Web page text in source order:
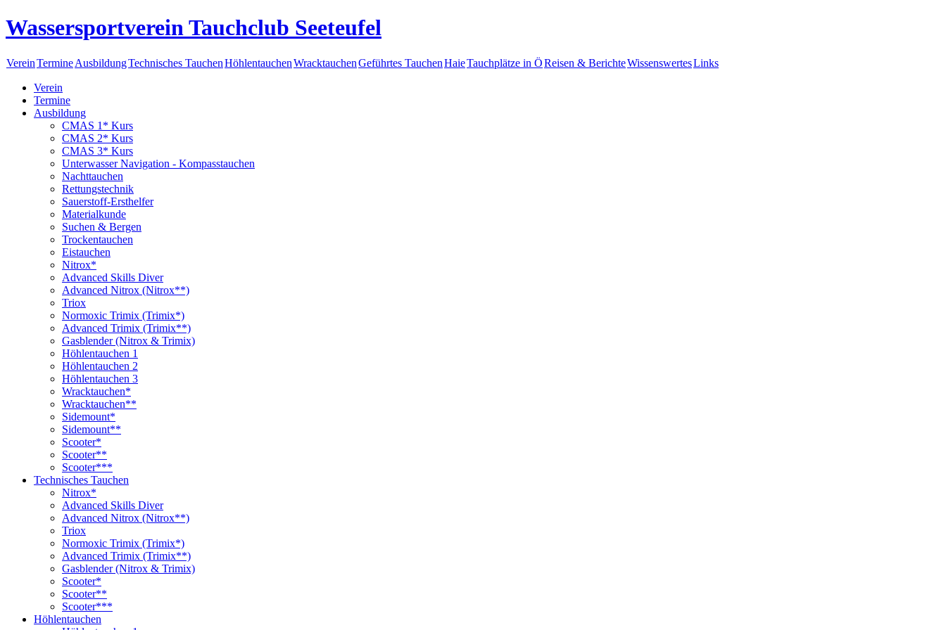
Wassersportverein Tauchclub Seeteufel
VereinTermineAusbildungTechnisches TauchenHöhlentauchenWracktauchenGeführtes TauchenHaieTauchplätze in ÖReisen & BerichteWissenswertesLinks
Verein
Termine
Ausbildung
CMAS 1* Kurs
CMAS 2* Kurs
CMAS 3* Kurs
Unterwasser Navigation - Kompasstauchen
Nachttauchen
Rettungstechnik
Sauerstoff-Ersthelfer
Materialkunde
Suchen & Bergen
Trockentauchen
Eistauchen
Nitrox*
Advanced Skills Diver
Advanced Nitrox (Nitrox**)
Triox
Normoxic Trimix (Trimix*)
Advanced Trimix (Trimix**)
Gasblender (Nitrox & Trimix)
Höhlentauchen 1
Höhlentauchen 2
Höhlentauchen 3
Wracktauchen*
Wracktauchen**
Sidemount*
Sidemount**
Scooter*
Scooter**
Scooter***
Technisches Tauchen
Nitrox*
Advanced Skills Diver
Advanced Nitrox (Nitrox**)
Triox
Normoxic Trimix (Trimix*)
Advanced Trimix (Trimix**)
Gasblender (Nitrox & Trimix)
Scooter*
Scooter**
Scooter***
Höhlentauchen